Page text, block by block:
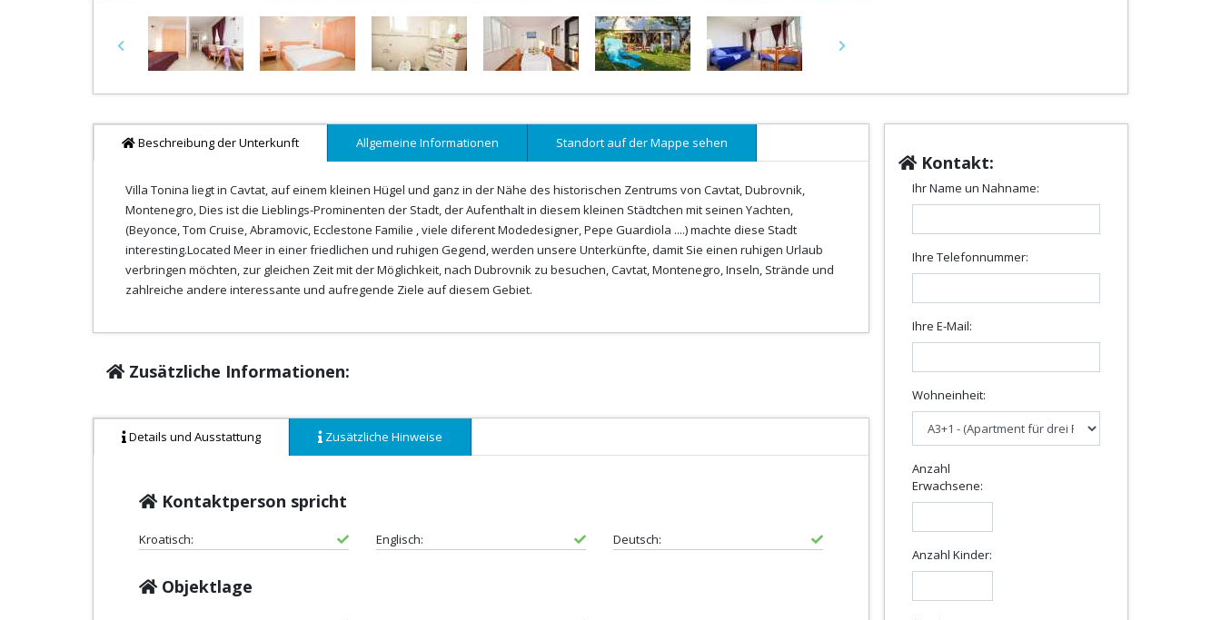
Previous Next
Beschreibung der Unterkunft Allgemeine Informationen Standort auf der Mappe sehen
Villa Tonina liegt in Cavtat, auf einem kleinen Hügel und ganz in der Nähe des historischen Zentrums von Cavtat, Dubrovnik,
Montenegro, Dies ist die Lieblings-Prominenten der Stadt, der Aufenthalt in diesem kleinen Städtchen mit seinen Yachten,
(Beyonce, Tom Cruise, Abramovic, Ecclestone Familie , viele diferent Modedesigner, Pepe Guardiola ....) machte diese Stadt
interesting.Located Meer in einer friedlichen und ruhigen Gegend, werden unsere Unterkünfte, damit Sie einen ruhigen Urlaub
verbringen möchten, zur gleichen Zeit mit der Möglichkeit, nach Dubrovnik zu besuchen, Cavtat, Montenegro, Inseln, Strände und
zahlreiche andere interessante und aufregende Ziele auf diesem Gebiet.
Zusätzliche Informationen:
Details und Ausstattung Zusätzliche Hinweise
Kontaktperson spricht
Kroatisch: Englisch: Deutsch:
Objektlage
Kontakt:
Ihr Name un Nahname:
Ihre Telefonnummer:
Ihre E-Mail:
Wohneinheit:
Anzahl
Erwachsene:
Anzahl Kinder: